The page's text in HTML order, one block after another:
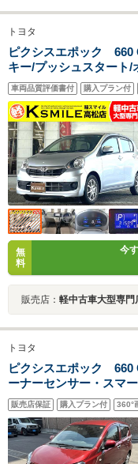
トヨタ
ピクシスエポック 660
キー/プッシュスタート/
テム/アイドリングスト
正アルミホイール/電動
イザー
車両品質評価書付 購入プラン付
無
料
今
販売店： 軽中古車大型専
トヨタ
ピクシスエポック 660
ーナーセンサー・スマ
販売店保証 購入プラン付 360°